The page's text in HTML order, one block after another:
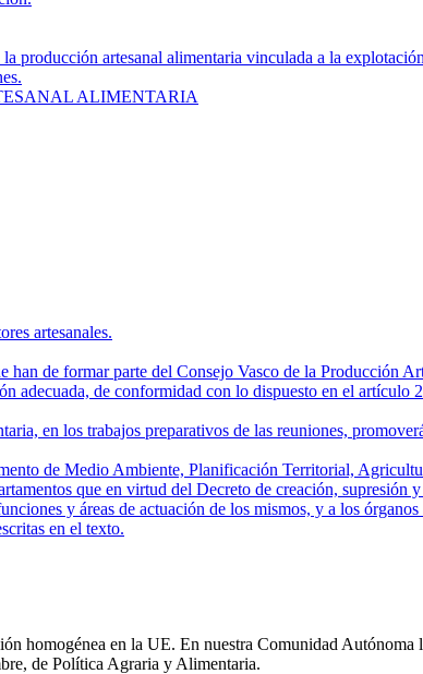
producción artesanal alimentaria vinculada a la
ALIMENTARIA
artesanales.
han de formar parte del Consejo Vasco de la Producción
adecuada, de conformidad con lo dispuesto en el
en los trabajos preparativos de las reuniones,
de Medio Ambiente, Planificación Territorial,
que en virtud del Decreto de creación,
y áreas de actuación de los mismos, y a los
en el texto.
homogénea en la UE. En nuestra Comunidad
de Política Agraria y Alimentaria.